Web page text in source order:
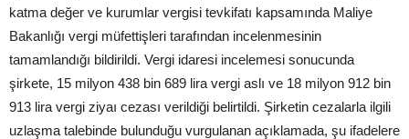
katma değer ve kurumlar vergisi tevkifatı kapsamında Maliye
Bakanlığı vergi müfettişleri tarafından incelenmesinin
tamamlandığı bildirildi. Vergi idaresi incelemesi sonucunda
şirkete, 15 milyon 438 bin 689 lira vergi aslı ve 18 milyon 912 bin
913 lira vergi ziyaı cezası verildiği belirtildi. Şirketin cezalarla ilgili
uzlaşma talebinde bulunduğu vurgulanan açıklamada, şu ifadelere